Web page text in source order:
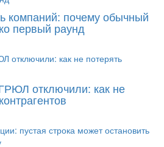
компаний: почему обычный
первый раунд
отключили: как не